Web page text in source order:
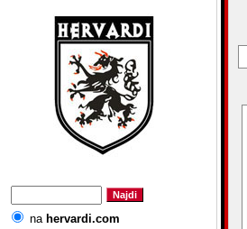
na hervardi.com